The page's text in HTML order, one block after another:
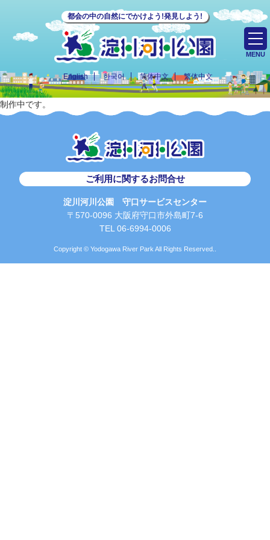
都会の中の自然にでかけよう!発見しよう!
English 한국어 简体中文 繁体中文
MENU
制作中です。
ご利用に関するお問合せ
淀川河川公園 守口サービスセンター
〒570-0096 大阪府守口市外島町7-6
TEL 06-6994-0006
Copyright © Yodogawa River Park All Rights Reserved..